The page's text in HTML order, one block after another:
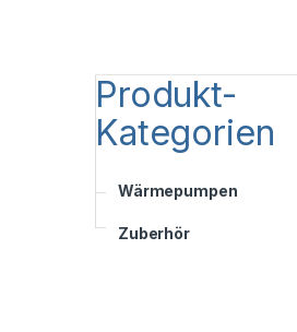
Produkt-
Kategorien
Wärmepumpen
Zuberhör